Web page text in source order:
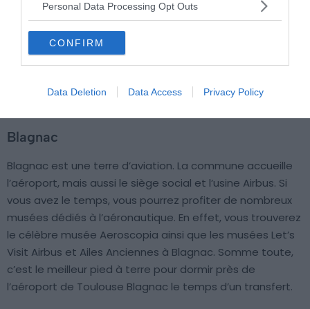
Personal Data Processing Opt Outs
CONFIRM
Data Deletion Data Access Privacy Policy
Les hôtels qui se situent à proximité de l’aéroport
peuvent être à des prix élevés ou complets. Par
conséquent, il est judicieux de regarder les logements se
trouvant dans les villes avoisinantes. Vous aurez
appartementsAirbnb
Blagnac
Blagnac est une terre d’aviation. La commune accueille
l’aéroport, mais aussi le siège social et l’usine Airbus. Si
vous avez le temps, vous pourrez profiter de nombreux
musées dédiés à l’aéronautique. En effet, vous trouverez
le célèbre musée Aeroscopia ainsi que les musées Let’s
Visit Airbus et Ailes Anciennes à Blagnac. Somme toute,
c’est le meilleur pied à terre pour dormir près de
l’aéroport de Toulouse Blagnac le temps d’un transfert.